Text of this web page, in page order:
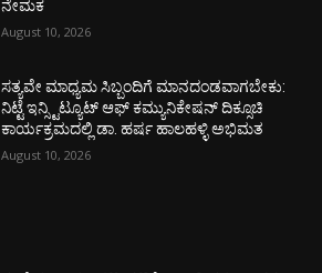
ನೇಮಕ
August 10, 2026
ಸತ್ಯವೇ ಮಾಧ್ಯಮ ಸಿಬ್ಬಂದಿಗೆ ಮಾನದಂಡವಾಗಬೇಕು:
ನಿಟ್ಟೆ ಇನ್ಸ್ಟಿಟ್ಯೂಟ್ ಆಫ್ ಕಮ್ಯುನಿಕೇಷನ್ ದಿಕ್ಸೂಚಿ
ಕಾರ್ಯಕ್ರಮದಲ್ಲಿ ಡಾ. ಹರ್ಷ ಹಾಲಹಳ್ಳಿ ಅಭಿಮತ
August 10, 2026